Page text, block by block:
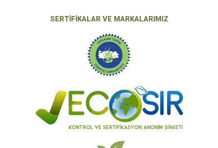
SERTİFİKALAR VE MARKALARIMIZ